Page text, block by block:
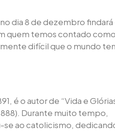
dia 8 de dezembro findará
quem temos contado como
difícil que o mundo
é o autor de “Vida e
Durante muito tempo,
se ao catolicismo,